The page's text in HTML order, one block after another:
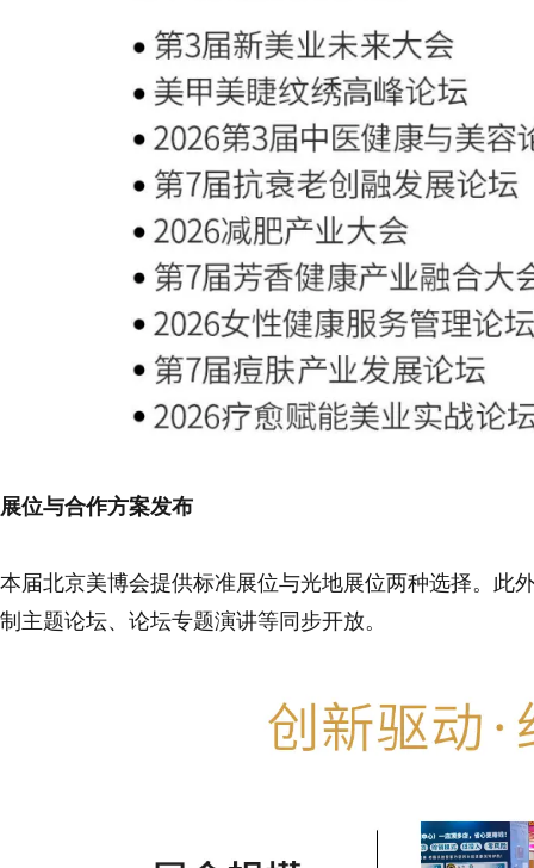
展位与合作方案发布
本届北京美博会提供标准展位与光地展位两种选择。此
制主题论坛、论坛专题演讲等同步开放。